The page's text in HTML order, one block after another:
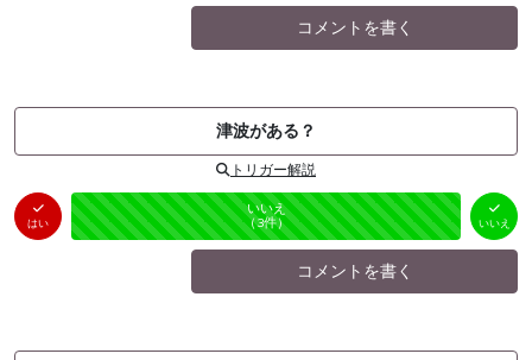
コメントを書く
津波がある？
トリガー解説
はい
はい
（0件）
未投票
いいえ
（3件） いいえ
コメントを書く